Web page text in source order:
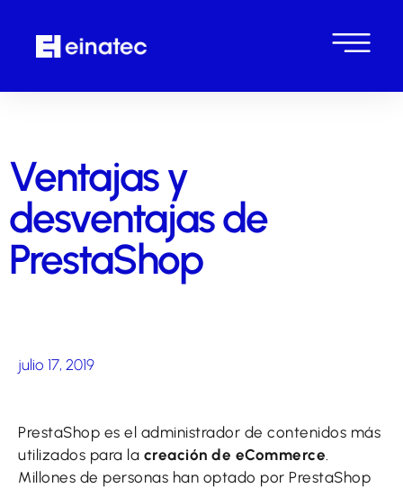
Ventajas y
desventajas de
PrestaShop
julio 17, 2019
PrestaShop es el administrador de contenidos más
utilizados para la creación de eCommerce.
Millones de personas han optado por PrestaShop